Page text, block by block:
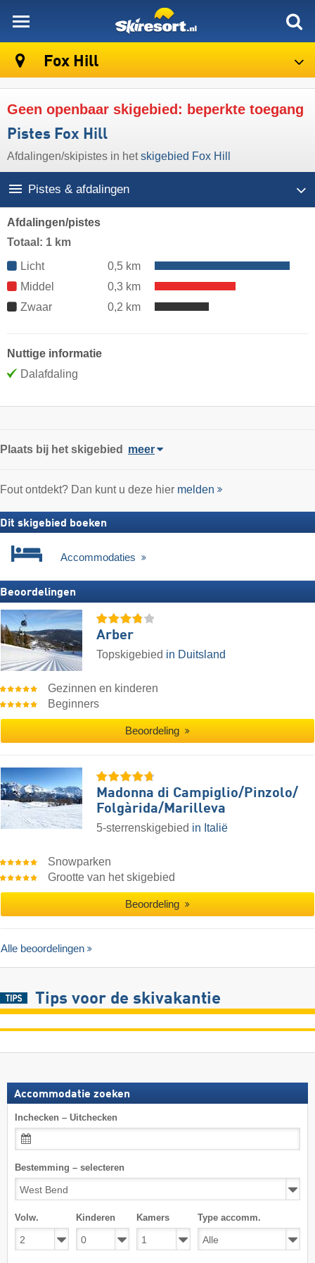
Fox Hill
Geen openbaar skigebied: beperkte toegang
Pistes Fox Hill
Afdalingen/​skipistes in hetskigebied Fox Hill
Pistes & afdalingen
Afdalingen/pistes
Totaal: 1 km
Licht
0,5 km
Middel
0,3 km
Zwaar
0,2 km
Nuttige informatie
Dalafdaling
Plaats bij het skigebied meer
Fout ontdekt? Dan kunt u deze hier melden
Dit skigebied boeken
Accommodaties
Beoordelingen
Arber
Topskigebied in Duitsland
Gezinnen en kinderen
Beginners
Beoordeling
Madonna di Campiglio/​Pinzolo/​
Folgàrida/​Marilleva
5-sterrenskigebied in Italië
Snowparken
Grootte van het skigebied
Beoordeling
Alle beoordelingen
Tips voor de skivakantie
Accommodatie zoeken
Inchecken – Uitchecken
Bestemming – selecteren
Volw. Kinderen Kamers Type accomm.